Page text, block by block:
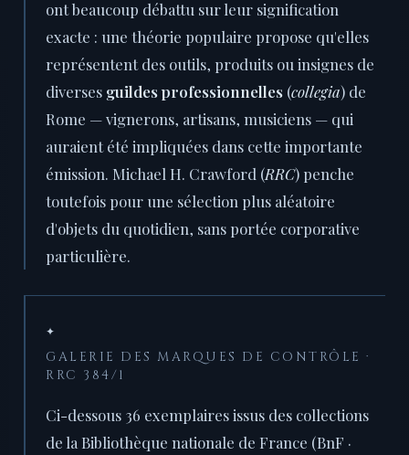
ont beaucoup débattu sur leur signification
exacte : une théorie populaire propose qu'elles
représentent des outils, produits ou insignes de
diverses guildes professionnelles (collegia) de
Rome — vignerons, artisans, musiciens — qui
auraient été impliquées dans cette importante
émission. Michael H. Crawford (RRC) penche
toutefois pour une sélection plus aléatoire
d'objets du quotidien, sans portée corporative
particulière.
✦
GALERIE DES MARQUES DE CONTRÔLE ·
RRC 384/1
Ci-dessous 36 exemplaires issus des collections
de la Bibliothèque nationale de France (BnF ·